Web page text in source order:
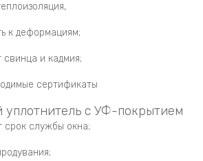
к деформациям;
и кадмия;
сертификаты
уплотнитель с УФ-покрытием
срок службы окна;